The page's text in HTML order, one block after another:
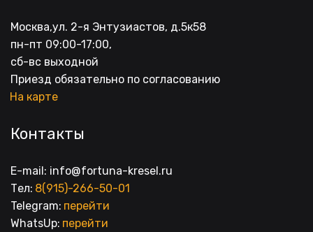
Москва,ул. 2-я Энтузиастов, д.5к58
пн-пт 09:00-17:00,
сб-вс выходной
Приезд обязательно по согласованию
На карте
Контакты
E-mail: info@fortuna-kresel.ru
Тел: 8(915)-266-50-01
Telegram: перейти
WhatsUp: перейти